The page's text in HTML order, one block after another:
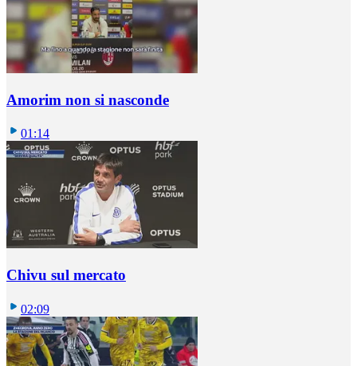
Amorim non si nasconde
01:14
Chivu sul mercato
02:09